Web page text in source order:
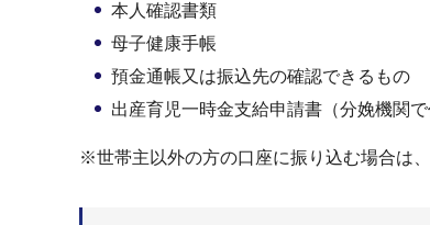
本人確認書類
母子健康手帳
預金通帳又は振込先の確認できるもの
出産育児一時金支給申請書（分娩機関で
※世帯主以外の方の口座に振り込む場合は